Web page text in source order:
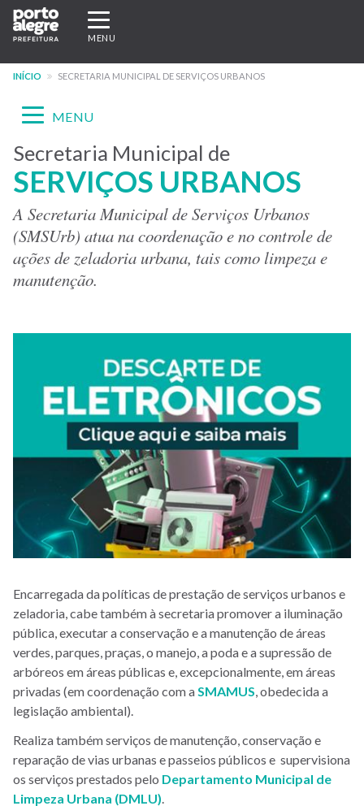
Pular
para
conteúdo
Expandir/recolher
navegação
MENU
INÍCIO SECRETARIA MUNICIPAL DE SERVIÇOS URBANOS
Menu
-
site
SMSURB
Expandir/recolher
MENU
Secretaria Municipal de
SERVIÇOS URBANOS
A Secretaria Municipal de Serviços Urbanos
(SMSUrb) atua na coordenação e no controle de
ações de zeladoria urbana, tais como limpeza e
manutenção.
Encarregada da políticas de prestação de serviços urbanos e
zeladoria, cabe também à secretaria promover a iluminação
pública, executar a conservação e a manutenção de áreas
verdes, parques, praças, o manejo, a poda e a supressão de
arbóreos em áreas públicas e, excepcionalmente, em áreas
privadas (em coordenação com aSMAMUS, obedecida a
legislação ambiental).
Realiza também serviços de manutenção, conservação e
reparação de vias urbanas e passeios públicos e supervisiona
os serviços prestados pelo Departamento Municipal de
Limpeza Urbana (DMLU).